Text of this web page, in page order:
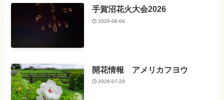
手賀沼花火大会2026
2026-08-04
開花情報 アメリカフヨウ
2026-07-29